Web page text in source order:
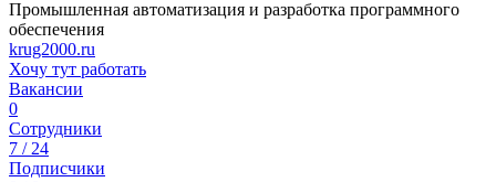
Промышленная автоматизация и разработка программного
обеспечения
krug2000.ru
Хочу тут работать
Вакансии
0
Сотрудники
7 / 24
Подписчики